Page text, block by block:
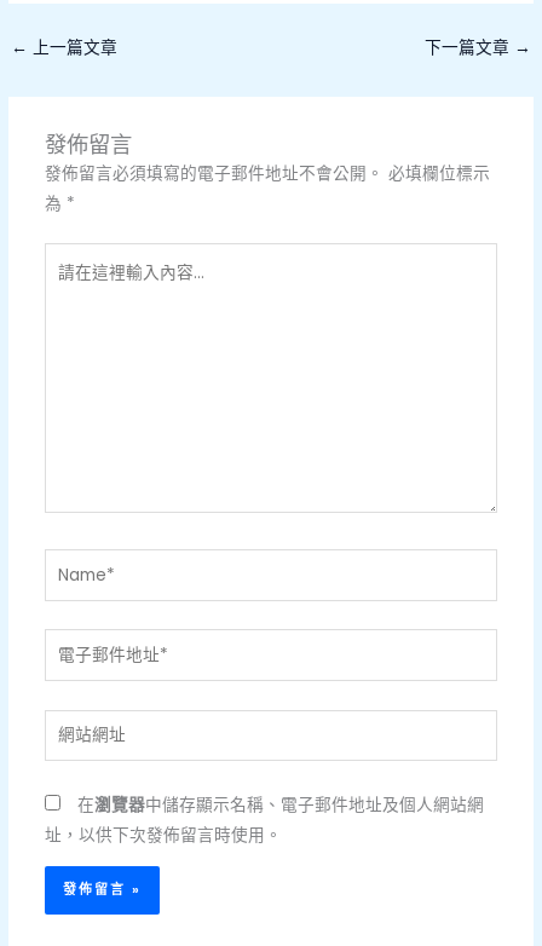
← 上一篇文章 下一篇文章 →
發佈留言
發佈留言必須填寫的電子郵件地址不會公開。 必填欄位標示
為 *
在
Name*
電
件
地
址
*
址
在瀏覽器中儲存顯示名稱、電子郵件地址及個人網站網
址，以供下次發佈留言時使用。